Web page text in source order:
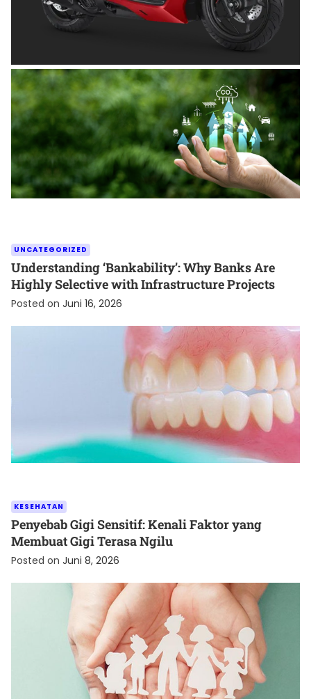
Tips Memilih Helm yang Tepat untuk
Pengendara Motor agar Aman dan Nyaman
UNCATEGORIZED
Understanding ‘Bankability’: Why Banks Are
Highly Selective with Infrastructure Projects
Posted on Juni 16, 2026
KESEHATAN
Penyebab Gigi Sensitif: Kenali Faktor yang
Membuat Gigi Terasa Ngilu
Posted on Juni 8, 2026